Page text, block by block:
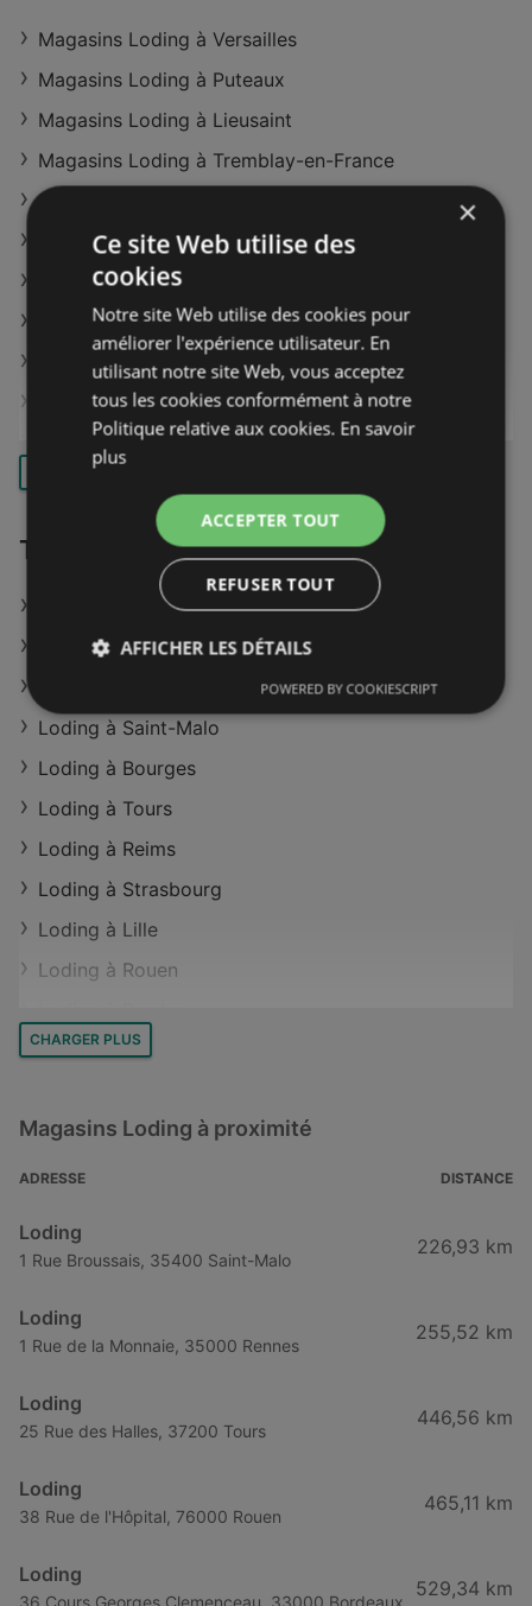
Magasins Loding à Versailles
Magasins Loding à Puteaux
Magasins Loding à Lieusaint
Magasins Loding à Tremblay-en-France
Magasins Loding à Boulogne-Billancourt
Magasins Loding à Avignon
Magasins Loding à La Duranne
Magasins Loding à Toulouse
Magasins Loding à Bordeaux
Magasins Loding à Rouen
Magasins Loding à Lille
Magasins Loding à Reims
Magasins Loding à Tours
Magasins Loding à Bourges
Magasins Loding à Saint-Malo
Magasins Loding à Rennes
Magasins Loding à Lyon
Magasins Loding à Clermont-Ferrand
Magasins Loding à Paris
CHARGER PLUS
Trouvez Loding dans d'autres régions
Loding à Clermont-Ferrand
Loding à Lyon
Loding à Saint-Malo
Loding à Bourges
Loding à Tours
Loding à Reims
Loding à Strasbourg
Loding à Lille
Loding à Rouen
Loding à Toulouse
Loding à Avignon
Loding à Boulogne-Billancourt
Loding à Melun
Loding à Saint-Germain-en-Laye
CHARGER PLUS
Magasins Loding à proximité
ADRESSE DISTANCE
Loding
1 Rue Broussais, 35400 Saint-Malo
226,93 km
Loding
1 Rue de la Monnaie, 35000 Rennes
255,52 km
Loding
25 Rue des Halles, 37200 Tours
446,56 km
Loding
38 Rue de l'Hôpital, 76000 Rouen
465,11 km
Loding
36 Cours Georges Clemenceau, 33000 Bordeaux
529,34 km
×
Ce site Web utilise des
cookies
Notre site Web utilise des cookies pour
améliorer l'expérience utilisateur. En
utilisant notre site Web, vous acceptez
tous les cookies conformément à notre
Politique relative aux cookies. En savoir
plus
ACCEPTER TOUT
REFUSER TOUT
AFFICHER LES DÉTAILS
POWERED BY COOKIESCRIPT